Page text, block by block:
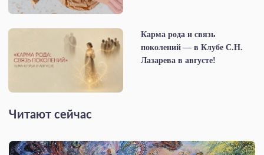
Карма рода и связь
поколений — в Клубе С.Н.
Лазарева в августе!
Читают сейчас